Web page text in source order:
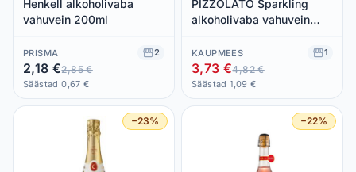
Henkell alkoholivaba
vahuvein 200ml
PRISMA 2
2,18 €2,85 €
Säästad 0,67 €
PIZZOLATO Sparkling
alkoholivaba vahuvein
KAUPMEES 1
3,73 €4,82 €
Säästad 1,09 €
−23% −22%